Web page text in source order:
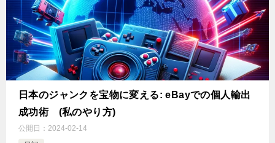
日本のジャンクを宝物に変える: eBayでの個人輸出
成功術 (私のやり方)
公開日： 2024-02-14